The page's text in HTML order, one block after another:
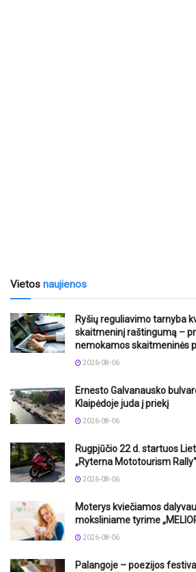
Vietos naujienos
Ryšių reguliavimo tarnyba
skaitmeninį raštingumą –
nemokamos skaitmeninės
2026-08-06
Ernesto Galvanausko
Klaipėdoje juda į priekį
2026-08-06
Rugpjūčio 22 d. startuos
„Ryterna Mototourism Rally“
2026-08-06
Moterys kviečiamos
moksliniame tyrime
2026-08-06
Palangoje – poezijos